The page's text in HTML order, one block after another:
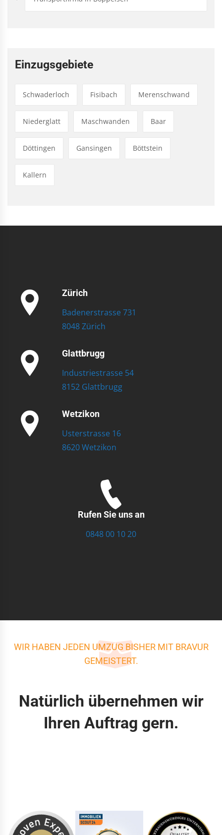
Einzugsgebiete
Schwaderloch Fisibach Merenschwand
Niederglatt Maschwanden Baar
Döttingen Gansingen Böttstein
Kallern
Zürich
Badenerstrasse 731
8048 Zürich
Glattbrugg
Industriestrasse 54
8152 Glattbrugg
Wetzikon
Usterstrasse 16
8620 Wetzikon
Rufen Sie uns an
0848 00 10 20
WIR HABEN JEDEN UMZUG BISHER MIT BRAVUR
GEMEISTERT.
Natürlich übernehmen wir
Ihren Auftrag gern.